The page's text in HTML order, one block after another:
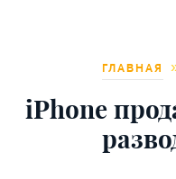
ГЛАВНАЯ
iPhone